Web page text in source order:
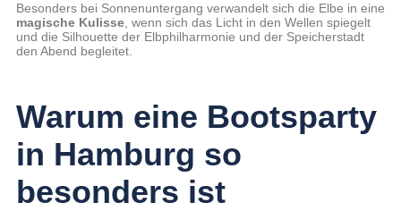
Besonders bei Sonnenuntergang verwandelt sich die Elbe in eine
magische Kulisse , wenn sich das Licht in den Wellen spiegelt
und die Silhouette der Elbphilharmonie und der Speicherstadt
den Abend begleitet.
Warum eine Bootsparty
in Hamburg so
besonders ist